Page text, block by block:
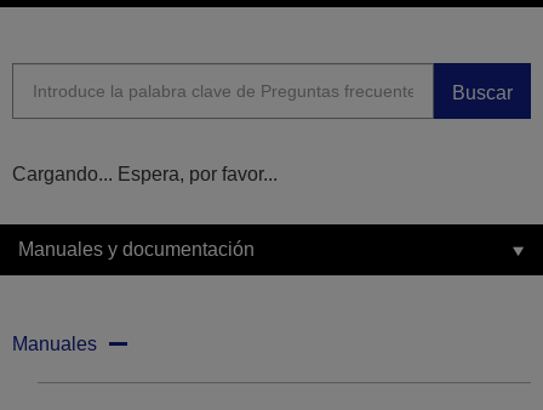
Buscar
Cargando... Espera, por favor...
Manuales y documentación
Manuales